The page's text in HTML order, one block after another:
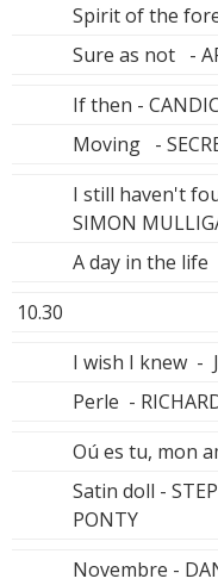
Spirit of the
Sure as not -
If then -
Moving -
I still haven't
SIMON
A day in the life
10.30
I wish I knew -
Perle -
Oú es tu, mon
Satin doll -
PONTY
Novembre -